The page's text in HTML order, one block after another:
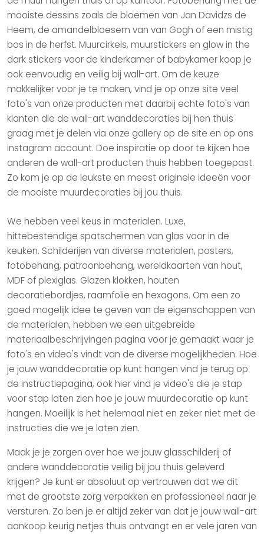
mooiste dessins zoals de bloemen van Jan Davidzs de
Heem, de amandelbloesem van van Gogh of een mistig
bos in de herfst. Muurcirkels, muurstickers en glow in the
dark stickers voor de kinderkamer of babykamer koop je
ook eenvoudig en veilig bij wall-art. Om de keuze
makkelijker voor je te maken, vind je op onze site veel
foto's van onze producten met daarbij echte foto's van
klanten die de wall-art wanddecoraties bij hen thuis
graag met je delen via onze gallery op de site en op ons
instagram account. Doe inspiratie op door te kijken hoe
anderen de wall-art producten thuis hebben toegepast.
Zo kom je op de leukste en meest originele ideeën voor
de mooiste muurdecoraties bij jou thuis.
We hebben veel keus in materialen. Luxe,
hittebestendige spatschermen van glas voor in de
keuken. Schilderijen van diverse materialen, posters,
fotobehang, patroonbehang, wereldkaarten van hout,
MDF of plexiglas. Glazen klokken, houten
decoratiebordjes, raamfolie en hexagons. Om een zo
goed mogelijk idee te geven van de eigenschappen van
de materialen, hebben we een uitgebreide
materiaalbeschrijvingen pagina voor je gemaakt waar je
foto's en video's vindt van de diverse mogelijkheden. Hoe
je jouw wanddecoratie op kunt hangen vind je terug op
de instructiepagina, ook hier vind je video's die je stap
voor stap laten zien hoe je jouw muurdecoratie op kunt
hangen. Moeilijk is het helemaal niet en zeker niet met de
instructies die we je laten zien.
Maak je je zorgen over hoe we jouw glasschilderij of
andere wanddecoratie veilig bij jou thuis geleverd
krijgen? Je kunt er absoluut op vertrouwen dat we dit
met de grootste zorg verpakken en professioneel naar je
versturen. Zo ben je er altijd zeker van dat je jouw wall-art
aankoop keurig netjes thuis ontvangt en er vele jaren van